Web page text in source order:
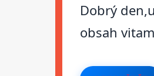
Dobrý
obsah